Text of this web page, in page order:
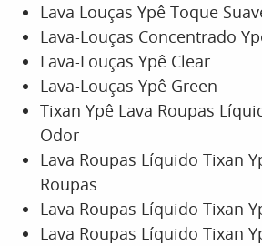
Lava Louças Ypê Toque
Lava-Louças Concentrado
Lava-Louças Ypê Clear
Lava-Louças Ypê Green
Tixan Ypê Lava Roupas
Odor
Lava Roupas Líquido Tixan
Roupas
Lava Roupas Líquido Tixan
Lava Roupas Líquido Tixan